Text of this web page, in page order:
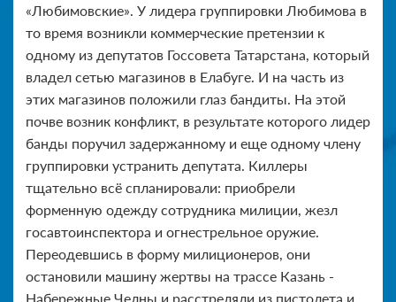
«Любимовские». У лидера группировки Любимова в
то время возникли коммерческие претензии к
одному из депутатов Госсовета Татарстана, который
владел сетью магазинов в Елабуге. И на часть из
этих магазинов положили глаз бандиты. На этой
почве возник конфликт, в результате которого лидер
банды поручил задержанному и еще одному члену
группировки устранить депутата. Киллеры
тщательно всё спланировали: приобрели
форменную одежду сотрудника милиции, жезл
госавтоинспектора и огнестрельное оружие.
Переодевшись в форму милиционеров, они
остановили машину жертвы на трассе Казань -
Набережные Челны и расстреляли из пистолета и